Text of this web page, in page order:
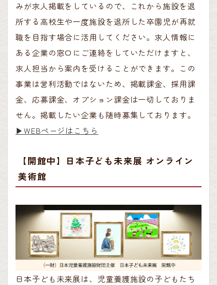
みが求人掲載をしているので、これから施設を退
所する高校生や一度施設を退所した卒園児が再就
職を目指す場合に活用してください。求人情報に
ある企業の窓口にご連絡をしていただけますと、
求人担当から案内を受けることができます。この
事業は営利活動ではないため、掲載課金、採用課
金、応募課金、オプション課金は一切しておりま
せん。掲載したい企業も随時募集しております。
▶︎WEBページはこちら
【開館中】日本子ども未来展 オンライン
美術館
日本子ども未来展は、児童養護施設の子どもたち